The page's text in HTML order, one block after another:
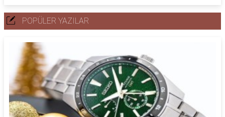
POPÜLER YAZILAR